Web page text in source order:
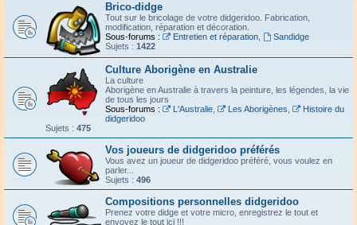
Brico-didge
Tout sur le bricolage de votre didgeridoo. Fabrication,
modification, réparation et décoration.
Sous-forums :
Entretien et réparation,
Sandidge
Sujets : 1422
Culture Aborigène en Australie
La culture
Aborigène en Australie à travers la peinture, les légendes, la vie
de tous les jours
Sous-forums :
L'Australie, Les Aborigènes
Histoire du
didgeridoo
Sujets : 475
Vos joueurs de didgeridoo préférés
Vous avez un joueur de didgeridoo préféré, vous voulez en
parler...
Sujets : 496
Compositions personnelles didgeridoo
Prenez votre didge et votre micro, enregistrez le tout et
envoyez le tout ici !!!